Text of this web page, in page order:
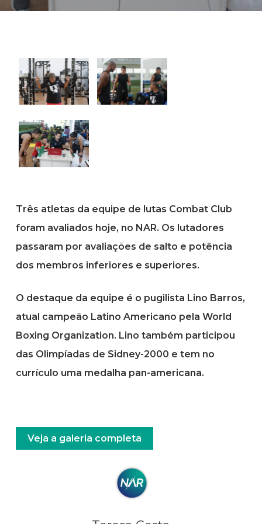
Três atletas da equipe de lutas Combat Club
foram avaliados hoje, no NAR. Os lutadores
passaram por avaliações de salto e potência
dos membros inferiores e superiores.
O destaque da equipe é o pugilista Lino Barros,
atual campeão Latino Americano pela World
Boxing Organization. Lino também participou
das Olimpíadas de Sidney-2000 e tem no
currículo uma medalha pan-americana.
Veja a galeria completa